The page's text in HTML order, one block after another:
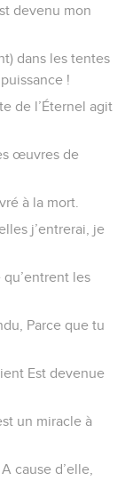
devenu mon
dans les tentes
!
de l’Éternel agit
œuvres de
à la mort.
j’entrerai, je
qu’entrent les
Parce que tu
Est devenue
un miracle à
cause d’elle,